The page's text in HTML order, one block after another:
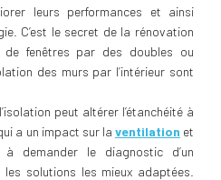
leurs performances et ainsi
C’est le secret de la rénovation
de fenêtres par des doubles ou
des murs par l’intérieur sont
peut altérer l’étanchéité à
a un impact sur la ventilation et
demander le diagnostic d’un
solutions les mieux adaptées.